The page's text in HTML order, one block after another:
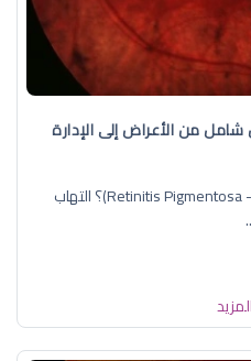
شامل من الأعراض إلى الإدارة
ما هو التهاب الشبكية الصباغي (Retinitis Pigmentosa - RP)؟ التهاب